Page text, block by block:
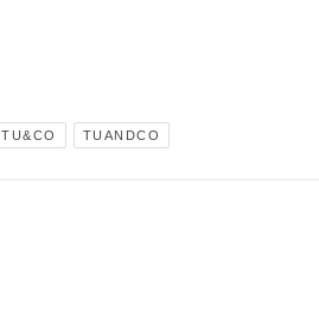
TU&CO TUANDCO